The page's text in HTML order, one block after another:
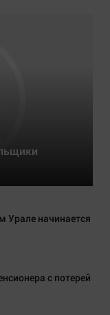
Урале начинается
с потерей